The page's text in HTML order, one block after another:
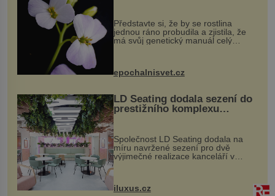
Představte si, že by se rostlina
jednou ráno probudila a zjistila, že
má svůj genetický manuál celý
vstupenka...
epochalnisvet.cz
LD Seating dodala sezení do
prestižního komplexu
MediaCityUK v Salfordu
Společnost LD Seating dodala na
míru navržené sezení pro dvě
výjimečné realizace kanceláří v
areálu MediaCityUK v anglickém
budov Media...
iluxus.cz